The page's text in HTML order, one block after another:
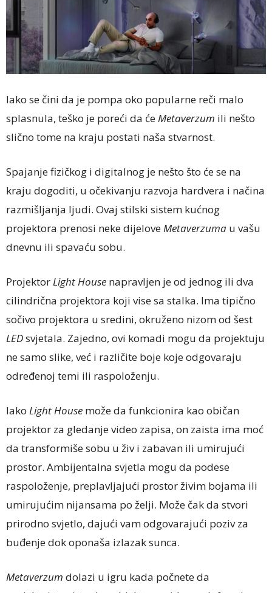
Iako se čini da je pompa oko popularne reči malo
splasnula, teško je poreći da ćeMetaverzum ili nešto
slično tome na kraju postati naša stvarnost.
Spajanje fizičkog i digitalnog je nešto što će se na
kraju dogoditi, u očekivanju razvoja hardvera i načina
razmišljanja ljudi. Ovaj stilski sistem kućnog
projektora prenosi neke dijeloveMetaverzuma u ​​vašu
dnevnu ili spavaću sobu.
ProjektorLight House napravljen je od jednog ili dva
cilindrična projektora koji vise sa stalka. Ima tipično
sočivo projektora u sredini, okruženo nizom od šest
LEDsvjetala. Zajedno, ovi komadi mogu da projektuju
ne samo slike, već i različite boje koje odgovaraju
određenoj temi ili raspoloženju.
Iako Light House može da funkcionira kao običan
projektor za gledanje video zapisa, on zaista ima moć
da transformiše sobu u živ i zabavan ili umirujući
prostor. Ambijentalna svjetla mogu da podese
raspoloženje, preplavljajući prostor živim bojama ili
umirujućim nijansama po želji. Može čak da stvori
prirodno svjetlo, dajući vam odgovarajući poziv za
buđenje dok oponaša izlazak sunca.
Metaverzum dolazi u igru kada počnete da